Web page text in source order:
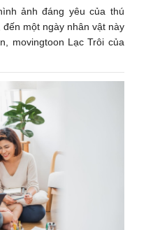
ảnh đáng yêu của thú
một ngày nhân vật này
movingtoon Lạc Trôi của